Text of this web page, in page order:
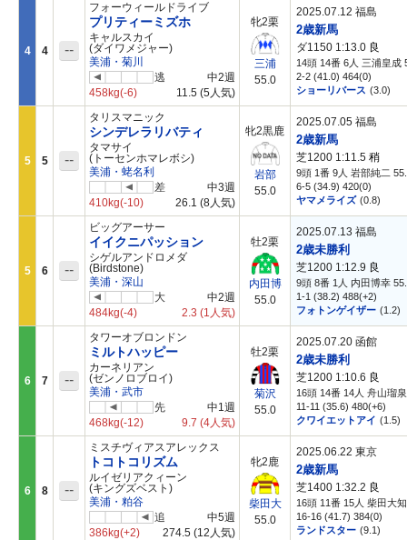
4 4 --
フォーウィールドライブ
プリティーミズホ
キャルスカイ
(ダイワメジャー)
美浦・菊川
逃
中2週
458kg(-6) 11.5 (5人気)
牝2栗
三浦
55.0
2025.07.12 福島
2歳新馬
ダ1150 1:13.0 良
14頭 14番 6人 三浦皇成
2-2 (41.0) 464(0)
ショーリバース (3.0)
5 5 --
タリスマニック
シンデレラリバティ
タマサイ
(トーセンホマレボシ)
美浦・蛯名利
差
中3週
410kg(-10) 26.1 (8人気)
牝2黒鹿
岩部
55.0
2025.07.05 福島
2歳新馬
芝1200 1:11.5 稍
9頭 1番 9人 岩部純二
6-5 (34.9) 420(0)
ヤマメライズ (0.8)
5 6 --
ビッグアーサー
イイクニパッション
シゲルアンドロメダ
(Birdstone)
美浦・深山
大
中2週
484kg(-4) 2.3 (1人気)
牡2栗
内田博
55.0
2025.07.13 福島
2歳未勝利
芝1200 1:12.9 良
9頭 8番 1人 内田博幸
1-1 (38.2) 488(+2)
フォトンゲイザー (1.2)
6 7 --
タワーオブロンドン
ミルトハッピー
カーネリアン
(ゼンノロブロイ)
美浦・武市
先
中1週
468kg(-12) 9.7 (4人気)
牡2栗
菊沢
55.0
2025.07.20 函館
2歳未勝利
芝1200 1:10.6 良
16頭 14番 14人 舟山瑠
11-11 (35.6) 480(+6)
クワイエットアイ (1.5)
6 8 --
ミスチヴィアスアレックス
トコトコリズム
ルイゼリアクィーン
(キングズベスト)
美浦・粕谷
追
中5週
386kg(+2) 274.5 (12人気)
牝2鹿
柴田大
55.0
2025.06.22 東京
2歳新馬
芝1400 1:32.2 良
16頭 11番 15人 柴田大
16-16 (41.7) 384(0)
ランドスター (9.1)